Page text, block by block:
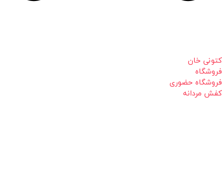
کتونی خان
فروشگاه
فروشگاه حضوری
کفش مردانه